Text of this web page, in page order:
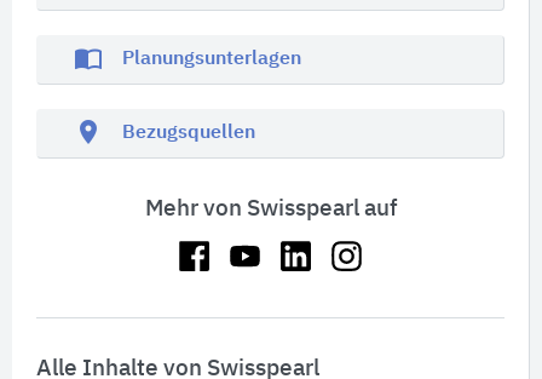
import_contacts Planungsunterlagen
location_on Bezugsquellen
Mehr von Swisspearl auf
Alle Inhalte von Swisspearl